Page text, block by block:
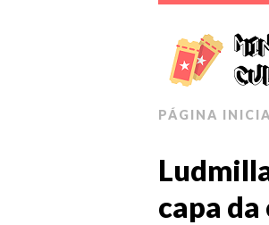
PÁGINA
capa da